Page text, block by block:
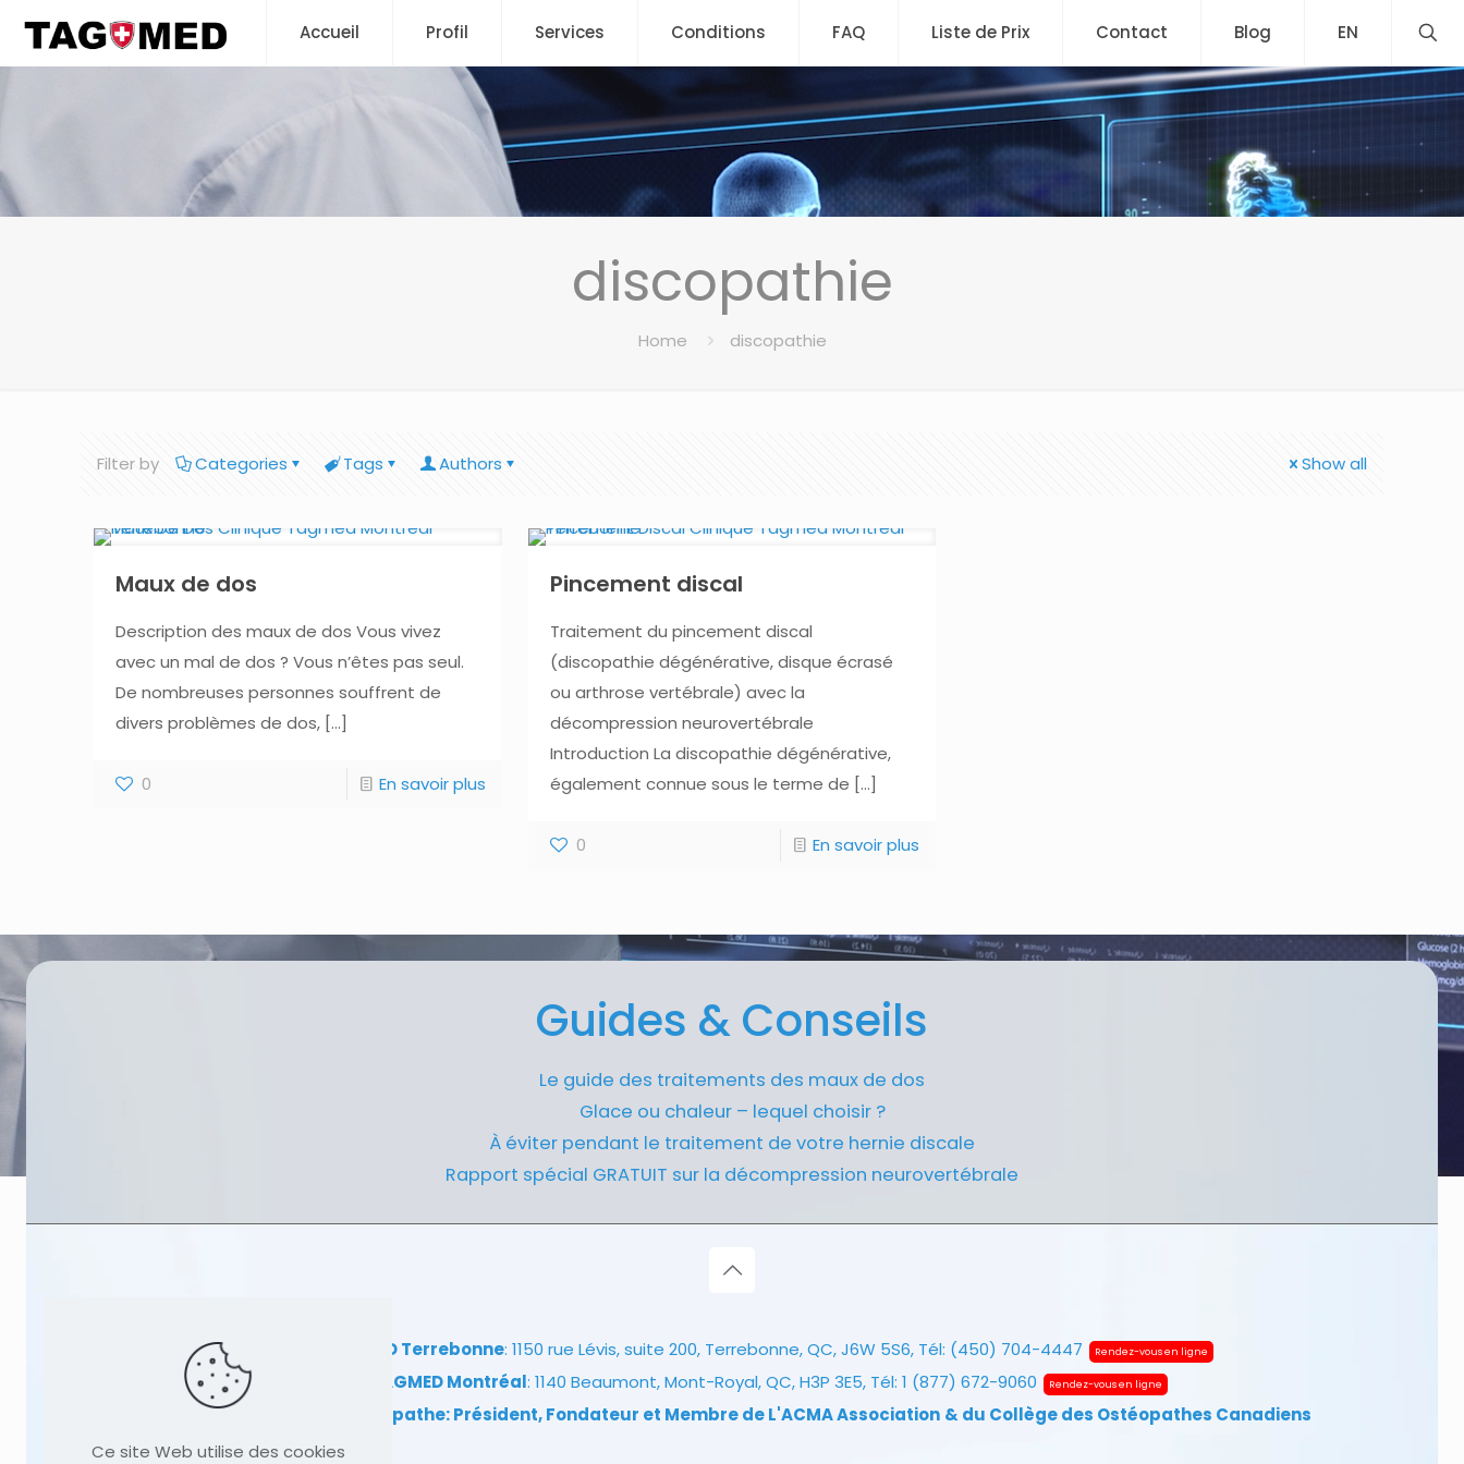
Accueil Profil Services Conditions FAQ Liste de Prix Contact Blog EN
discopathie
Home discopathie
Filter by Categories Tags Authors Show all
Maux de dos
Description des maux de dos Vous vivez
avec un mal de dos ? Vous n’êtes pas seul.
De nombreuses personnes souffrent de
divers problèmes de dos,[…]
0 En savoir plus
Pincement discal
Traitement du pincement discal
(discopathie dégénérative, disque écrasé
ou arthrose vertébrale) avec la
décompression neurovertébrale
Introduction La discopathie dégénérative,
également connue sous le terme de […]
0 En savoir plus
Guides & Conseils
Le guide des traitements des maux de dos
Glace ou chaleur – lequel choisir ?
À éviter pendant le traitement de votre hernie discale
Rapport spécial GRATUIT sur la décompression neurovertébrale
Clinique TAGMED Terrebonne: 1150 rue Lévis, suite 200, Terrebonne, QC, J6W 5S6, Tél: (450) 704-4447 Rendez-vous en ligne
Clinique TAGMED Montréal: 1140 Beaumont, Mont-Royal, QC, H3P 3E5, Tél: 1 (877) 672-9060 Rendez-vous en ligne
Dr Sylvain Desforges, ostéopathe: Président, Fondateur et Membre de L'ACMA Association & du Collège des Ostéopathes Canadiens
Ce site Web utilise des cookies